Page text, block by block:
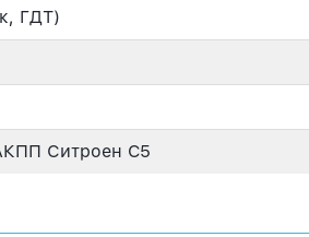
ГДТ)
Ситроен C5